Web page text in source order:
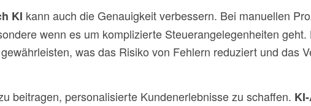
KI kann auch die Genauigkeit verbessern. Bei manuellen
wenn es um komplizierte Steuerangelegenheiten
was das Risiko von Fehlern reduziert und das
beitragen, personalisierte Kundenerlebnisse zu schaffen.